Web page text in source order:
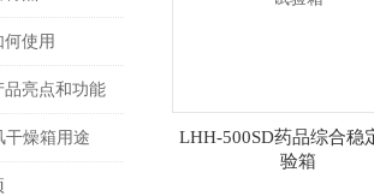
使用
亮点和功能
干燥箱用途
LHH-500SD药品综合稳
验箱